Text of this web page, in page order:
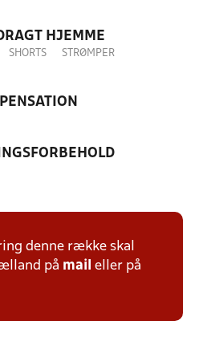
HJEMME
SHORTS STRØMPER
denne række skal
på mail eller på